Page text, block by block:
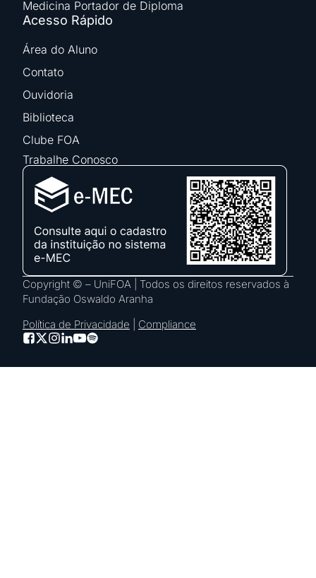
Medicina Portador de Diploma
Acesso Rápido
Área do Aluno
Contato
Ouvidoria
Biblioteca
Clube FOA
Trabalhe Conosco
Copyright © – UniFOA | Todos os direitos reservados à
Fundação Oswaldo Aranha
Política de Privacidade
Compliance